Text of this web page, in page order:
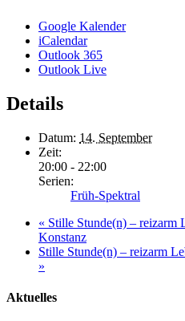
Google Kalender
iCalendar
Outlook 365
Outlook Live
Details
Datum: 14. September
Zeit:
20:00 - 22:00
Serien:
Früh-Spektral
« Stille Stunde(n) – reizarm
Konstanz
Stille Stunde(n) – reizarm
»
Aktuelles